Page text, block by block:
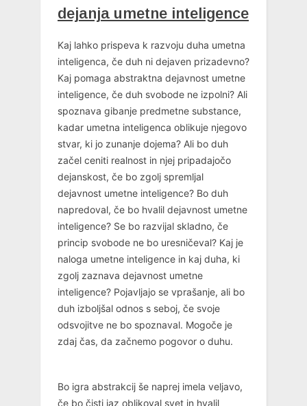
dejanja umetne inteligence
Kaj lahko prispeva k razvoju duha umetna
inteligenca, če duh ni dejaven prizadevno?
Kaj pomaga abstraktna dejavnost umetne
inteligence, če duh svobode ne izpolni? Ali
spoznava gibanje predmetne substance,
kadar umetna inteligenca oblikuje njegovo
stvar, ki jo zunanje dojema? Ali bo duh
začel ceniti realnost in njej pripadajočo
dejanskost, če bo zgolj spremljal
dejavnost umetne inteligence? Bo duh
napredoval, če bo hvalil dejavnost umetne
inteligence? Se bo razvijal skladno, če
princip svobode ne bo uresničeval? Kaj je
naloga umetne inteligence in kaj duha, ki
zgolj zaznava dejavnost umetne
inteligence? Pojavljajo se vprašanje, ali bo
duh izboljšal odnos s seboj, če svoje
odsvojitve ne bo spoznaval. Mogoče je
zdaj čas, da začnemo pogovor o duhu.
Bo igra abstrakcij še naprej imela veljavo,
če bo čisti jaz oblikoval svet in hvalil